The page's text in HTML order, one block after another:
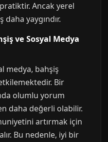
Ancak yerel
yaygındır.
ve Sosyal Medya
medya, bahşiş
Bir
olumlu yorum
daha değerli olabilir.
artırmak için
Bu nedenle, iyi bir